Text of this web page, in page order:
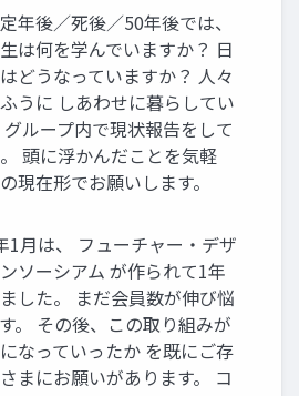
年後／死後／50年後では、
は何を学んでいますか？ 日
どうなっていますか？ 人々
うに しあわせに暮らしてい
グループ内で現状報告をして
頭に浮かんだことを気軽
現在形でお願いします。
1月は、 フューチャー・デザ
ソーシアム が作られて1年
した。 まだ会員数が伸び悩
。 その後、この取り組みが
なっていったか を既にご存
まにお願いがあります。 コ